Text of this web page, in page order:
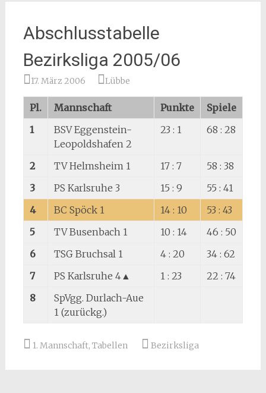
Abschlusstabelle
Bezirksliga 2005/06
17. März 2006 Lübbe
Pl. Mannschaft Punkte
Spiele
1
BSV Eggenstein-
Leopoldshafen 2
23 : 1 68 : 28
2 TV Helmsheim 1 17 : 7
58 : 38
3
PS Karlsruhe 3 15 : 9
55 : 41
4
BC Spöck 1 14 : 10
53 : 43
5
TV Busenbach 1 10 : 14
46 : 50
6
TSG Bruchsal 1 4 : 20
34 : 62
7
PS Karlsruhe 4▲ 1 : 23
22 : 74
8
SpVgg. Durlach-Aue
1 (zurückg.)
1. Mannschaft, Tabellen Bezirksliga